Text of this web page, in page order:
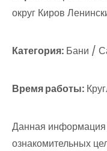
округ Киров
Категория: Бани /
Время работы:
Данная информация
ознакомительных